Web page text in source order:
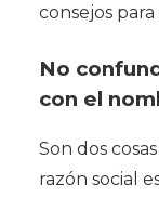
consejos
No
con el
Son dos
razón social